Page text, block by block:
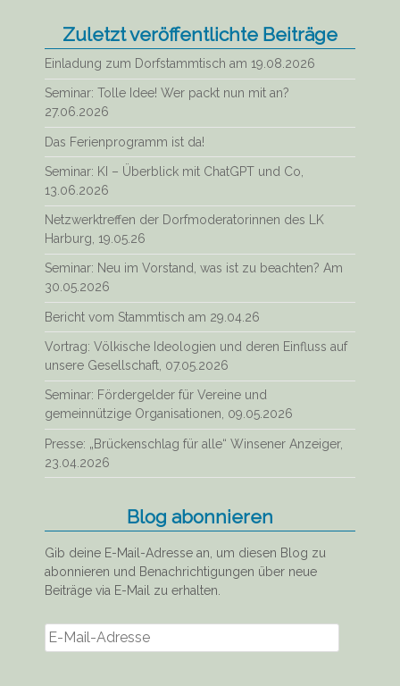
Zuletzt veröffentlichte Beiträge
Einladung zum Dorfstammtisch am 19.08.2026
Seminar: Tolle Idee! Wer packt nun mit an?
27.06.2026
Das Ferienprogramm ist da!
Seminar: KI – Überblick mit ChatGPT und Co,
13.06.2026
Netzwerktreffen der Dorfmoderatorinnen des LK
Harburg, 19.05.26
Seminar: Neu im Vorstand, was ist zu beachten? Am
30.05.2026
Bericht vom Stammtisch am 29.04.26
Vortrag: Völkische Ideologien und deren Einfluss auf
unsere Gesellschaft, 07.05.2026
Seminar: Fördergelder für Vereine und
gemeinnützige Organisationen, 09.05.2026
Presse: „Brückenschlag für alle“ Winsener Anzeiger,
23.04.2026
Blog abonnieren
Gib deine E-Mail-Adresse an, um diesen Blog zu
abonnieren und Benachrichtigungen über neue
Beiträge via E-Mail zu erhalten.
E-
Mail-